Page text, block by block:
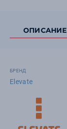
ОПИСАНИЕ
БРЕНД
Elevate